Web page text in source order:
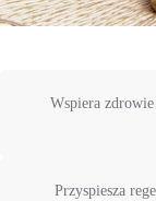
Wspiera
Przyspiesza